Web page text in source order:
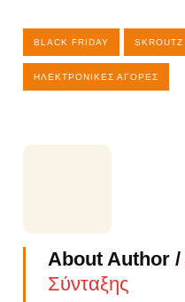
BLACK FRIDAY SKROUTZ
ΗΛΕΚΤΡΟΝΙΚΈΣ ΑΓΟΡΈΣ
About Author /
Σύνταξης